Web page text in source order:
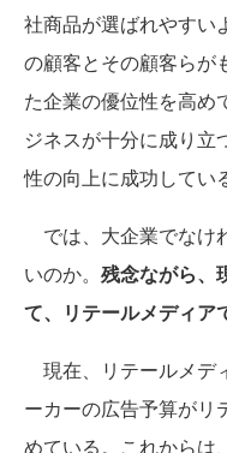
社商品が選ばれやすい
の顧客とその顧客らが
た企業の優位性を高め
ジネスが十分に成り立
性の向上に成功してい
では、大企業でなけ
いのか。 残念ながら、
て、リテールメディア
現在、リテールメデ
ーカーの広告予算がリ
めている。これからは